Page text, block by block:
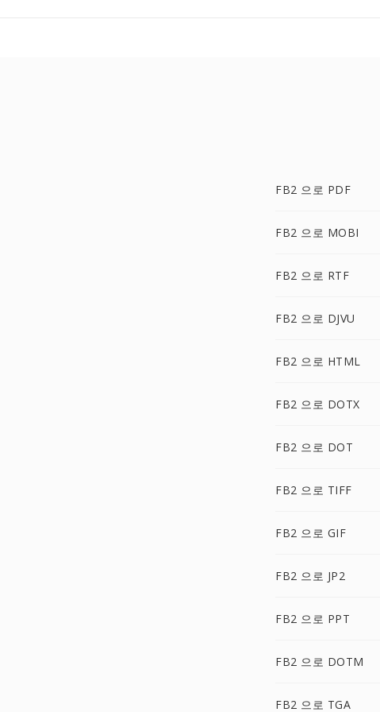
FB2 으로 PDF
FB2 으로 MOBI
FB2 으로 RTF
FB2 으로 DJVU
FB2 으로 HTML
FB2 으로 DOTX
FB2 으로 DOT
FB2 으로 TIFF
FB2 으로 GIF
FB2 으로 JP2
FB2 으로 PPT
FB2 으로 DOTM
FB2 으로 TGA